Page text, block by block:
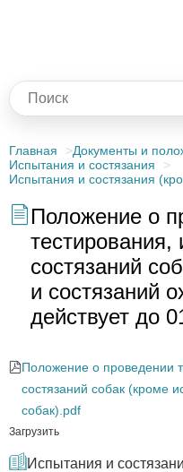
Главная
Документы и
Испытания и состязания
Испытания и состязания
Положение о
тестирования,
состязаний
и состязаний
действует до
Положение о проведении
состязаний собак (кроме
собак).pdf
Загрузить
Испытания и